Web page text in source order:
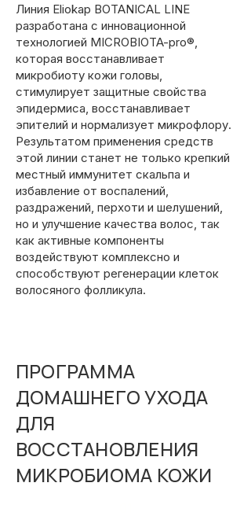
Линия Eliokap BOTANICAL LINE
разработана с инновационной
технологией MICROBIOTA-pro®,
которая восстанавливает
микробиоту кожи головы,
стимулирует защитные свойства
эпидермиса, восстанавливает
эпителий и нормализует микрофлору.
Результатом применения средств
этой линии станет не только крепкий
местный иммунитет скальпа и
избавление от воспалений,
раздражений, перхоти и шелушений,
но и улучшение качества волос, так
как активные компоненты
воздействуют комплексно и
способствуют регенерации клеток
волосяного фолликула.
ПРОГРАММА
ДОМАШНЕГО УХОДА
ДЛЯ
ВОССТАНОВЛЕНИЯ
МИКРОБИОМА КОЖИ